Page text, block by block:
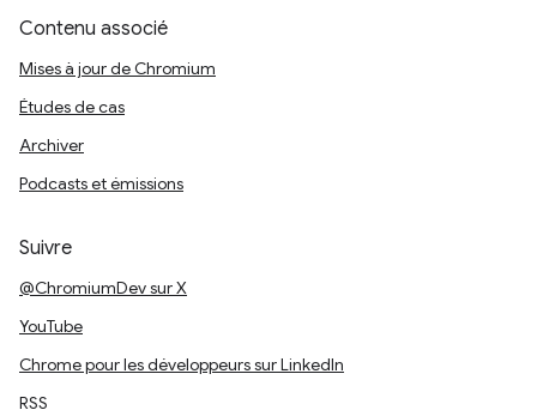
Contenu associé
Mises à jour de Chromium
Études de cas
Archiver
Podcasts et émissions
Suivre
@ChromiumDev sur X
YouTube
Chrome pour les développeurs sur LinkedIn
RSS